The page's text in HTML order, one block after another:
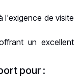
l'exigence de visite
un excellent
pour :